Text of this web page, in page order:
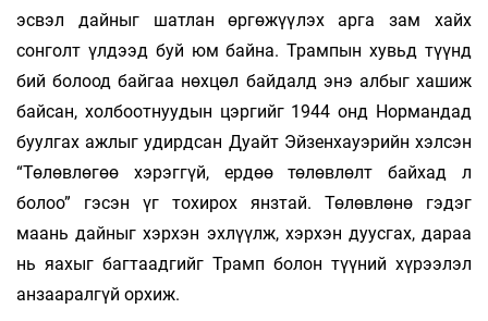
эсвэл дайныг шатлан өргөжүүлэх арга зам хайх
сонголт үлдээд буй юм байна. Трампын хувьд түүнд
бий болоод байгаа нөхцөл байдалд энэ албыг хашиж
байсан, холбоотнуудын цэргийг 1944 онд Нормандад
буулгах ажлыг удирдсан Дуайт Эйзенхауэрийн хэлсэн
“Төлөвлөгөө хэрэггүй, ердөө төлөвлөлт байхад л
болоо” гэсэн үг тохирох янзтай. Төлөвлөнө гэдэг
маань дайныг хэрхэн эхлүүлж, хэрхэн дуусгах, дараа
нь яахыг багтаадгийг Трамп болон түүний хүрээлэл
анзааралгүй орхиж.